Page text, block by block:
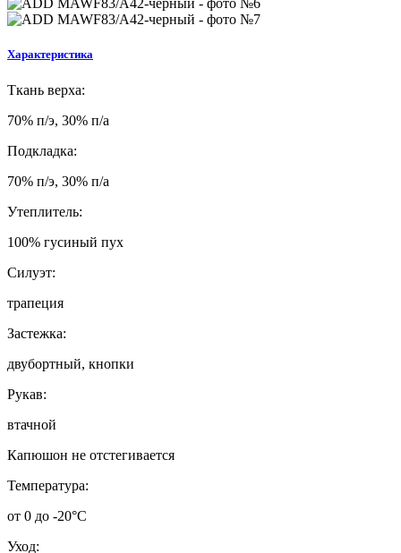
Характеристика
Ткань верха:
70% п/э, 30% п/а
Подкладка:
70% п/э, 30% п/а
Утеплитель:
100% гусиный пух
Силуэт:
трапеция
Застежка:
двубортный, кнопки
Рукав:
втачной
Капюшон не отстегивается
Температура:
от 0 до -20°C
Уход: